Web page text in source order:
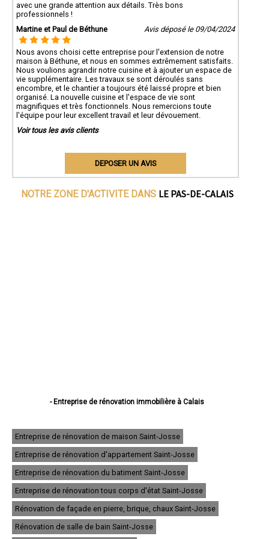
avec une grande attention aux détails. Très bons
professionnels !
Martine et Paul de Béthune
Avis déposé le 09/04/2024
Nous avons choisi cette entreprise pour l'extension de notre
maison à Béthune, et nous en sommes extrêmement satisfaits.
Nous voulions agrandir notre cuisine et à ajouter un espace de
vie supplémentaire. Les travaux se sont déroulés sans
encombre, et le chantier a toujours été laissé propre et bien
organisé. La nouvelle cuisine et l'espace de vie sont
magnifiques et très fonctionnels. Nous remercions toute
l'équipe pour leur excellent travail et leur dévouement.
Voir tous les avis clients
DEPOSER UN AVIS
NOTRE ZONE D'ACTIVITE DANS LE PAS-DE-CALAIS
- Entreprise de rénovation immobilière à Calais
- Entreprise de rénovation immobilière à Lens
- Entreprise de rénovation immobilière à Liévin
- Entreprise de rénovation immobilière à Béthune
- Entreprise de rénovation immobilière à Hénin-Beaumont
- Entreprise de rénovation immobilière à Bruay-la-Buissière
- Entreprise de rénovation immobilière à Avion
- Entreprise de rénovation immobilière à Carvin
- Entreprise de rénovation immobilière à Berck
- Entreprise de rénovation immobilière à Saint-Omer
- Entreprise de rénovation immobilière à Outreau
Entreprise de rénovation de maison Saint-Josse
Entreprise de rénovation d'appartement Saint-Josse
Entreprise de rénovation du batiment Saint-Josse
Entreprise de rénovation tous corps d'état Saint-Josse
Rénovation de façade en pierre, brique, chaux Saint-Josse
Rénovation de salle de bain Saint-Josse